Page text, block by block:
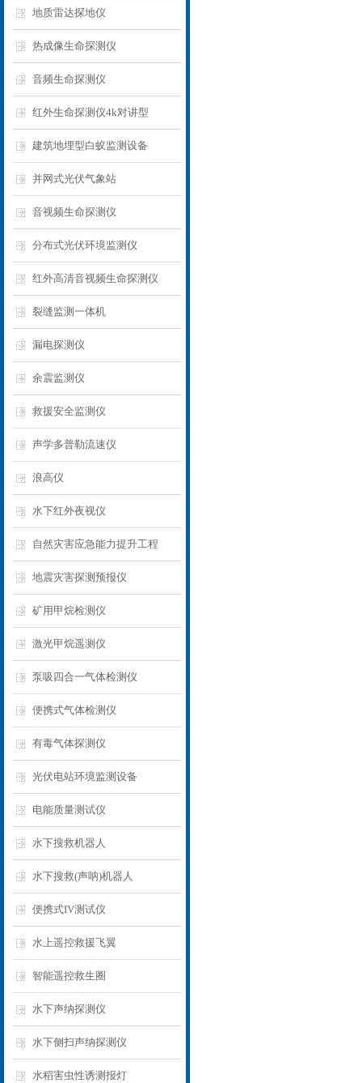
地质雷达探地仪
热成像生命探测仪
音频生命探测仪
红外生命探测仪4k对讲型
建筑地埋型白蚁监测设备
并网式光伏气象站
音视频生命探测仪
分布式光伏环境监测仪
红外高清音视频生命探测仪
裂缝监测一体机
漏电探测仪
余震监测仪
救援安全监测仪
声学多普勒流速仪
浪高仪
水下红外夜视仪
自然灾害应急能力提升工程
地震灾害探测预报仪
矿用甲烷检测仪
激光甲烷遥测仪
泵吸四合一气体检测仪
便携式气体检测仪
有毒气体探测仪
光伏电站环境监测设备
电能质量测试仪
水下搜救机器人
水下搜救(声呐)机器人
便携式IV测试仪
水上遥控救援飞翼
智能遥控救生圈
水下声纳探测仪
水下侧扫声纳探测仪
水稻害虫性诱测报灯